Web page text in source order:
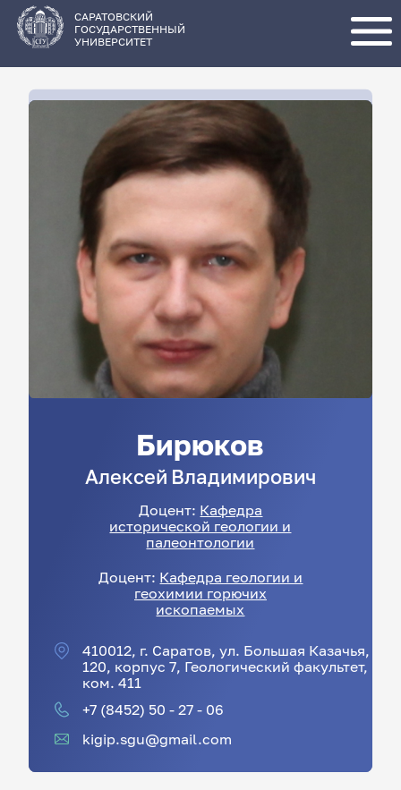
основному
содержанию
САРАТОВСКИЙ
ГОСУДАРСТВЕННЫЙ
УНИВЕРСИТЕТ
Бирюков
Алексей Владимирович
Доцент: Кафедра
исторической геологии и
палеонтологии
Доцент: Кафедра геологии и
геохимии горючих
ископаемых
410012, г. Саратов, ул. Большая Казачья,
120, корпус 7, Геологический факультет,
ком. 411
+7 (8452) 50 - 27 - 06
kigip.sgu@gmail.com